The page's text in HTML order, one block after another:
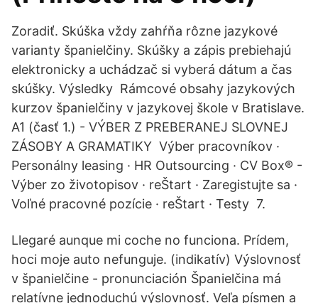
Zoradiť. Skúška vždy zahŕňa rôzne jazykové
varianty španielčiny. Skúšky a zápis prebiehajú
elektronicky a uchádzač si vyberá dátum a čas
skúšky. Výsledky Rámcové obsahy jazykových
kurzov španielčiny v jazykovej škole v Bratislave.
A1 (časť 1.) - VÝBER Z PREBERANEJ SLOVNEJ
ZÁSOBY A GRAMATIKY Výber pracovníkov ·
Personálny leasing · HR Outsourcing · CV Box® -
Výber zo životopisov · reŠtart · Zaregistujte sa ·
Voľné pracovné pozície · reŠtart · Testy 7.
Llegaré aunque mi coche no funciona. Prídem,
hoci moje auto nefunguje. (indikatív) Výslovnosť
v španielčine - pronunciación Španielčina má
relatívne jednoduchú výslovnosť. Veľa písmen a